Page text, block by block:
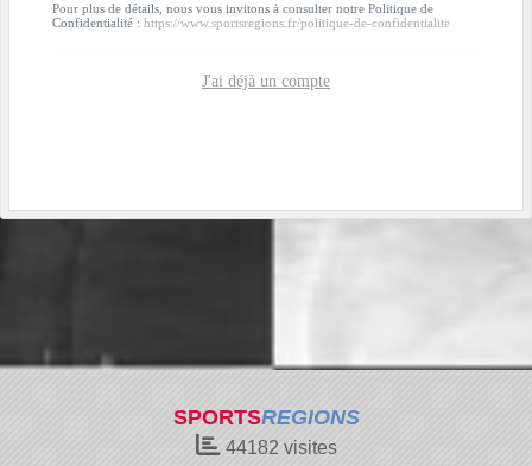
Pour plus de détails, nous vous invitons à consulter notre Politique de
Confidentialité : https://www.sportsregions.fr/politique-de-confidentialite
J'ai déjà un compte
SPORTSREGIONS
44182 visites